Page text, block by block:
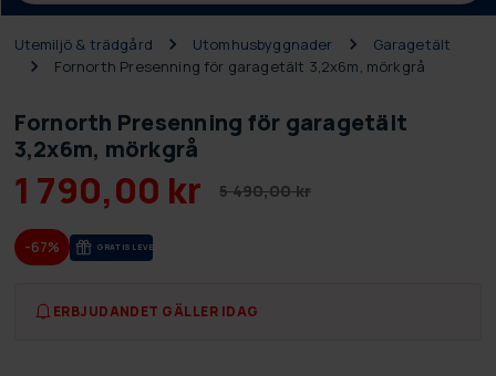
Utemiljö & trädgård Utomhusbyggnader
Garagetält
Fornorth Presenning för garagetält 3,2x6m, mörkgrå
Fornorth Presenning för garagetält
3,2x6m, mörkgrå
1 790,00 kr 5 490,00 kr
-67% GRA­TIS LE­VE­RANS
ERBJUDANDET GÄLLER IDAG